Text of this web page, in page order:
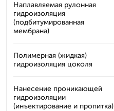
Наплавляемая рулонная
гидроизоляция
(подбитумированная
мембрана)
Полимерная (жидкая)
гидроизоляция цоколя
Нанесение проникающей
гидроизоляции
(инъектирование и пропитка)